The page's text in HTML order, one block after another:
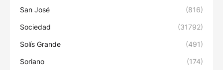
San José (816)
Sociedad (31792)
Solís Grande (491)
Soriano (174)